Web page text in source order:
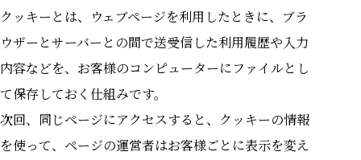
クッキーとは、ウェブページを利用したときに、ブラ
ウザーとサーバーとの間で送受信した利用履歴や入力
内容などを、お客様のコンピューターにファイルとし
て保存しておく仕組みです。
次回、同じページにアクセスすると、クッキーの情報
を使って、ページの運営者はお客様ごとに表示を変え